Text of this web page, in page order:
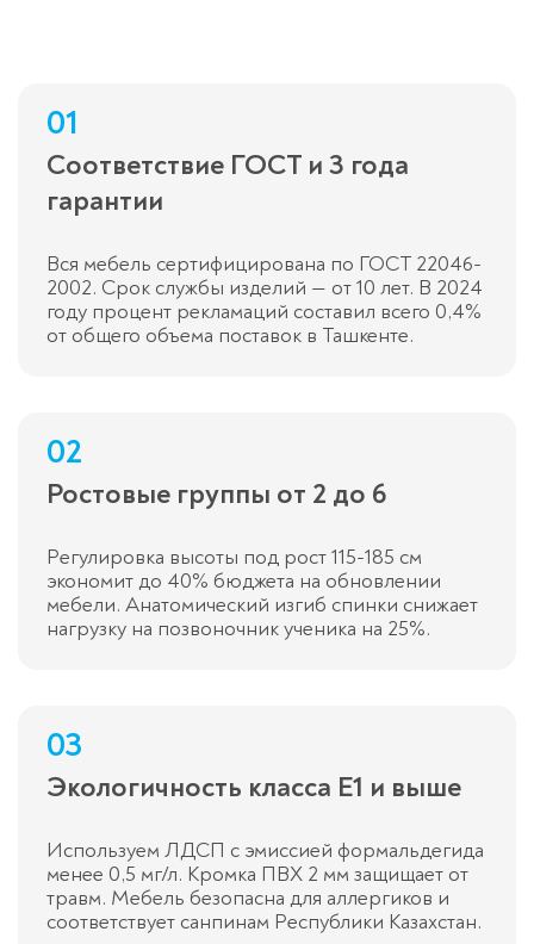
01
Соответствие ГОСТ и 3 года
гарантии
Вся мебель сертифицирована по ГОСТ 22046-
2002. Срок службы изделий — от 10 лет. В 2024
году процент рекламаций составил всего 0,4%
от общего объема поставок в Ташкенте.
02
Ростовые группы от 2 до 6
Регулировка высоты под рост 115-185 см
экономит до 40% бюджета на обновлении
мебели. Анатомический изгиб спинки снижает
нагрузку на позвоночник ученика на 25%.
03
Экологичность класса E1 и выше
Используем ЛДСП с эмиссией формальдегида
менее 0,5 мг/л. Кромка ПВХ 2 мм защищает от
травм. Мебель безопасна для аллергиков и
соответствует санпинам Республики Казахстан.